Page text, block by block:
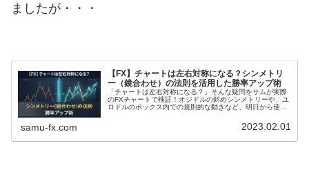
ましたが・・・
【FX】チャートは左右対称になる？シンメトリ
ー（鏡合わせ）の法則を活用した勝率アップ術
「チャートは左右対称になる？」そんな疑問をサムが実際
のFXチャートで検証！オジドルの斜めシンメトリーや、ユ
ロドルのボックス内での規則的な動きなど、明日から使え
ます。相場のクセを掴んで、トレードを有利に進めましょ
samu-fx.com 2023.02.01